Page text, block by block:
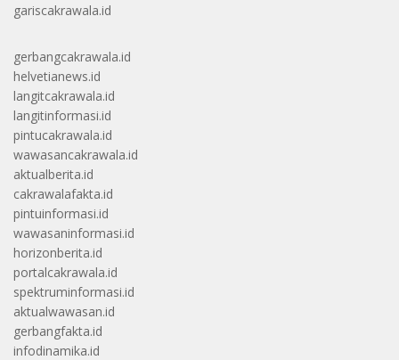
gariscakrawala.id
gerbangcakrawala.id
helvetianews.id
langitcakrawala.id
langitinformasi.id
pintucakrawala.id
wawasancakrawala.id
aktualberita.id
cakrawalafakta.id
pintuinformasi.id
wawasaninformasi.id
horizonberita.id
portalcakrawala.id
spektruminformasi.id
aktualwawasan.id
gerbangfakta.id
infodinamika.id